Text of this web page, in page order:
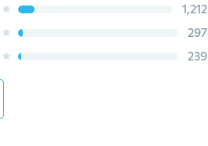
1,212
297
239